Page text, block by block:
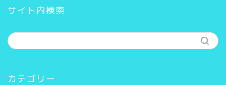
サイト内検索
カテゴリー